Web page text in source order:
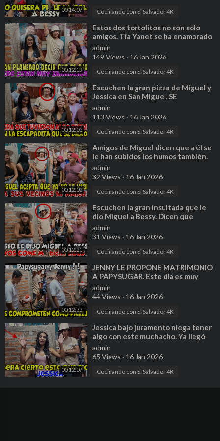
00:14:07 Cocinando con El Salvador 4K
00:12:19
⁣Estos dos tortolitos no son solo
amigos. Tía Yanet se ha enamorado
de Henry. Parte 5
admin
149 Views · 16 Jan 2026
Cocinando con El Salvador 4K
00:12:05
⁣Escuchen la gran pizza de Miguel y
Jessica en San Miguel. SE
ESCAPARON DE SUS CUARTOS.
Parte 7
admin
113 Views · 16 Jan 2026
Cocinando con El Salvador 4K
00:12:02
⁣Amigos de Miguel dicen que a él se
le han subidos los humos también.
Miguel se paso con Bessy. P 8
admin
32 Views · 16 Jan 2026
Cocinando con El Salvador 4K
00:12:20
⁣Escuchen la gran insultada que le
dio Miguel a Bessy. Dicen que
Miguel sigue con su vicio. Parte 9
admin
31 Views · 16 Jan 2026
Cocinando con El Salvador 4K
00:12:33
⁣JENNY LE PROPONE MATRIMONIO
A PAPYSUGAR. Este día es muy
especial para esta parejita. Parte 12
admin
44 Views · 16 Jan 2026
Cocinando con El Salvador 4K
00:12:07
⁣Jessica bajo juramento niega tener
algo con este muchacho. Ya llegó
Papysugar y Jenny. Parte 17
admin
65 Views · 16 Jan 2026
Cocinando con El Salvador 4K